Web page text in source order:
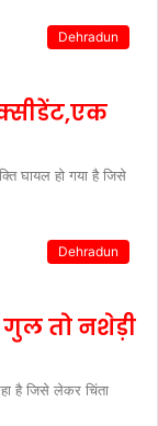
Dehradun
घायल हो गया है जिसे
Dehradun
गुल तो नशेड़ी
है जिसे लेकर चिंता